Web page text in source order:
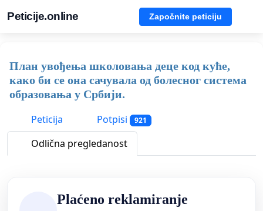
Peticije.online Započnite peticiju
План увођења школовања деце код куће,
како би се она сачувала од болесног система
образовања у Србији.
Peticija
Potpisi 921
Odlična pregledanost
Plaćeno reklamiranje